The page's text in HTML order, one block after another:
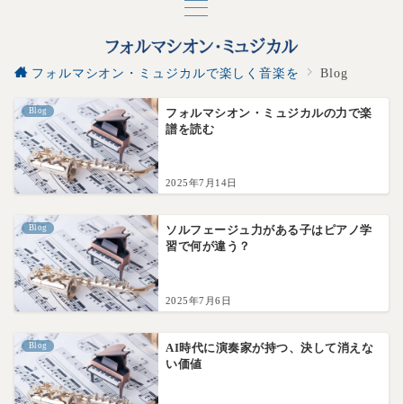
フォルマシオン・ミュジカルで楽しく音楽を Blog
Blog
フォルマシオン・ミュジカルの力で楽
譜を読む
2025年7月14日
Blog
ソルフェージュ力がある子はピアノ学
習で何が違う？
2025年7月6日
Blog
AI時代に演奏家が持つ、決して消えな
い価値